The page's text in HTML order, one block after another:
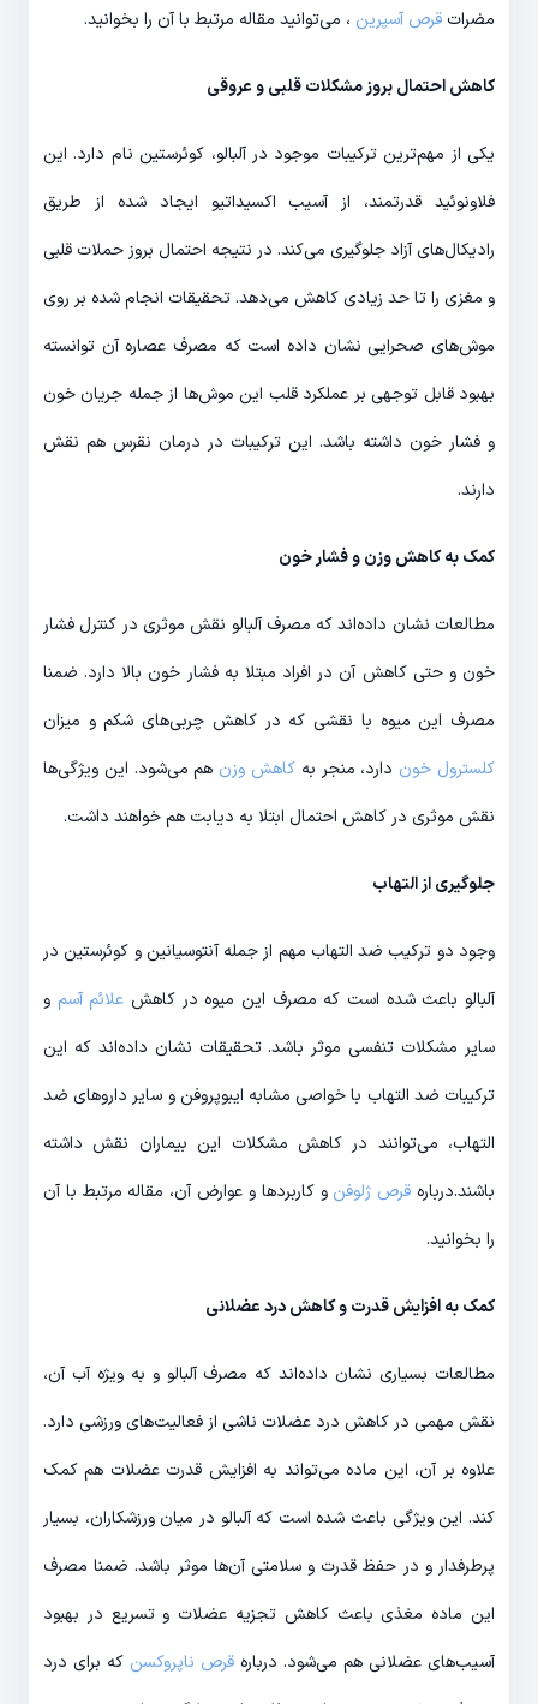
مضرات قرص آسپرین ، می‌توانید مقاله مرتبط با آن را بخوانید.
کاهش احتمال بروز مشکلات قلبی و عروقی
یکی از مهم‌ترین ترکیبات موجود در آلبالو، کوئرستین نام دارد. این
فلاونوئید قدرتمند، از آسیب اکسیداتیو ایجاد شده از طریق
رادیکال‌های آزاد جلوگیری می‌کند. در نتیجه احتمال بروز حملات قلبی
و مغزی را تا حد زیادی کاهش می‌دهد. تحقیقات انجام شده بر روی
موش‌های صحرایی نشان داده است که مصرف عصاره آن توانسته
بهبود قابل توجهی بر عملکرد قلب این موش‌ها از جمله جریان خون
و فشار خون داشته باشد. این ترکیبات در درمان نقرس هم نقش
دارند.
کمک به کاهش وزن و فشار خون
مطالعات نشان داده‌اند که مصرف آلبالو نقش موثری در کنترل فشار
خون و حتی کاهش آن در افراد مبتلا به فشار خون بالا دارد. ضمنا
مصرف این میوه با نقشی که در کاهش چربی‌های شکم و میزان
کلسترول خون دارد، منجر به کاهش وزن هم می‌شود. این ویژگی‌ها
نقش موثری در کاهش احتمال ابتلا به دیابت هم خواهند داشت.
جلوگیری از التهاب
وجود دو ترکیب ضد التهاب مهم از جمله آنتوسیانین و کوئرستین در
آلبالو باعث شده است که مصرف این میوه در کاهش علائم آسم و
سایر مشکلات تنفسی موثر باشد. تحقیقات نشان داده‌اند که این
ترکیبات ضد التهاب با خواصی مشابه ایبوپروفن و سایر داروهای ضد
التهاب، می‌توانند در کاهش مشکلات این بیماران نقش داشته
باشند.درباره قرص ژلوفن و کاربردها و عوارض آن، مقاله مرتبط با آن
را بخوانید.
کمک به افزایش قدرت و کاهش درد عضلانی
مطالعات بسیاری نشان داده‌اند که مصرف آلبالو و به ويژه آب آن،
نقش مهمی در کاهش درد عضلات ناشی از فعالیت‌های ورزشی دارد.
علاوه بر آن، این ماده می‌تواند به افزایش قدرت عضلات هم کمک
کند. این ویژگی باعث شده است که آلبالو در میان ورزشکاران، بسیار
پرطرفدار و در حفظ قدرت و سلامتی آن‌ها موثر باشد. ضمنا مصرف
این ماده مغذی باعث کاهش تجزیه عضلات و تسریع در بهبود
آسیب‌های عضلانی هم می‌شود. درباره قرص ناپروکسن که برای درد